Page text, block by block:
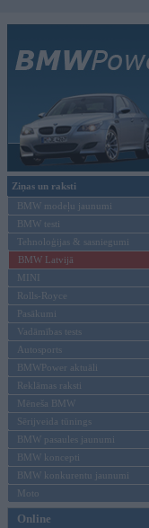
Ziņas un raksti
BMW modeļu jaunumi
BMW testi
Tehnoloģijas & sasniegumi
BMW Latvijā
MINI
Rolls-Royce
Pasākumi
Vadāmības tests
Autosports
BMWPower aktuāli
Reklāmas raksti
Mēneša BMW
Sērijveida tūnings
BMW pasaules jaunumi
BMW koncepti
BMW konkurentu jaunumi
Moto
Online